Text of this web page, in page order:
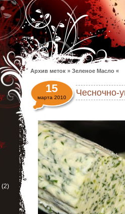
Архив меток » Зеленое Масло «
Чесночно-
15
марта 2010
(2)